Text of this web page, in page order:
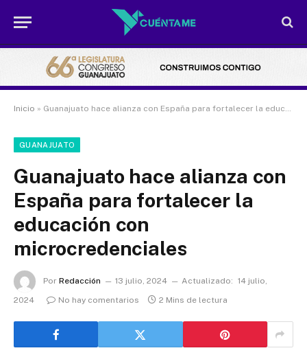
Inicio » Guanajuato hace alianza con España para fortalecer la educación con microcredenciales
GUANAJUATO
Guanajuato hace alianza con
España para fortalecer la
educación con
microcredenciales
Por Redacción 13 julio, 2024 Actualizado: 14 julio,
2024
No hay comentarios 2 Mins de lectura